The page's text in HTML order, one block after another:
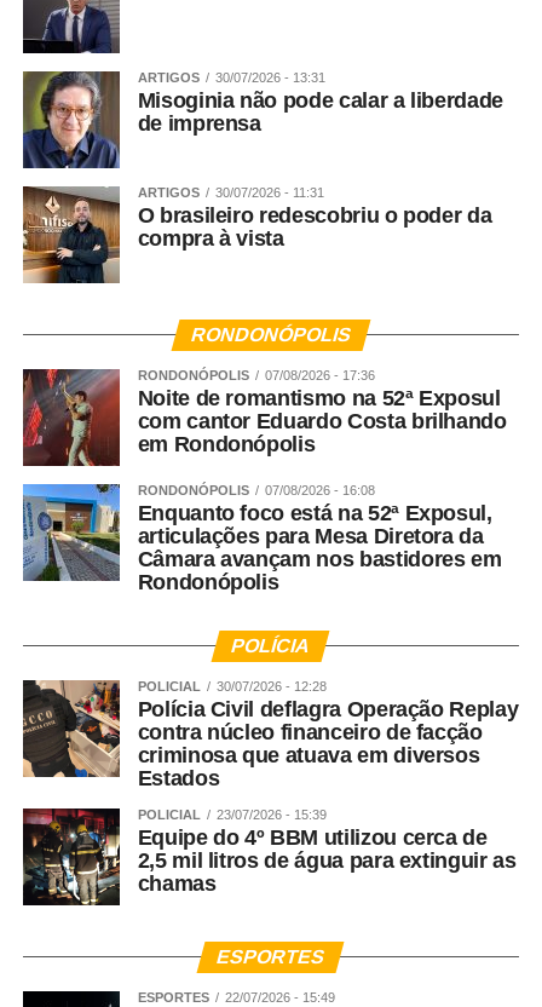
academia, governos e empresas em todo país para
combater a degradação socioambiental e defender a vida
das pessoas e da natureza. Estamos conectados numa
rede interdependente que busca soluções urgentes para
a emergência climática.
WhatsApp
Facebook
Twitter
Messenger
LinkedIn
Share
ARTIGOS 30/07/2026 - 13:31
Misoginia não pode calar a liberdade
de imprensa
ARTIGOS 30/07/2026 - 11:31
O brasileiro redescobriu o poder da
compra à vista
RONDONÓPOLIS
RONDONÓPOLIS 07/08/2026 - 17:36
Noite de romantismo na 52ª Exposul
com cantor Eduardo Costa brilhando
em Rondonópolis
RONDONÓPOLIS 07/08/2026 - 16:08
Enquanto foco está na 52ª Exposul,
articulações para Mesa Diretora da
Câmara avançam nos bastidores em
Rondonópolis
POLÍCIA
POLICIAL 30/07/2026 - 12:28
Polícia Civil deflagra Operação Replay
contra núcleo financeiro de facção
criminosa que atuava em diversos
Estados
POLICIAL 23/07/2026 - 15:39
Equipe do 4º BBM utilizou cerca de
2,5 mil litros de água para extinguir as
chamas
ESPORTES
ESPORTES 22/07/2026 - 15:49